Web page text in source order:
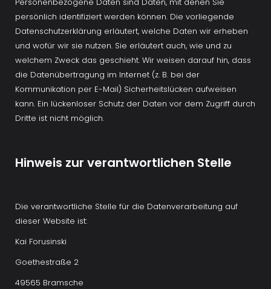
persönlich identifiziert werden können. Die vorliegende
Datenschutzerklärung erläutert, welche Daten wir erheben
und wofür wir sie nutzen. Sie erläutert auch, wie und zu
welchem Zweck das geschieht. Wir weisen darauf hin, dass
die Datenübertragung im Internet (z. B. bei der
Kommunikation per E-Mail) Sicherheitslücken aufweisen
kann. Ein lückenloser Schutz der Daten vor dem Zugriff durch
Dritte ist nicht möglich.
Hinweis zur verantwortlichen Stelle
Die verantwortliche Stelle für die Datenverarbeitung auf
dieser Website ist:
Kai Forusinski
Goethestraße 2
49565 Bramsche